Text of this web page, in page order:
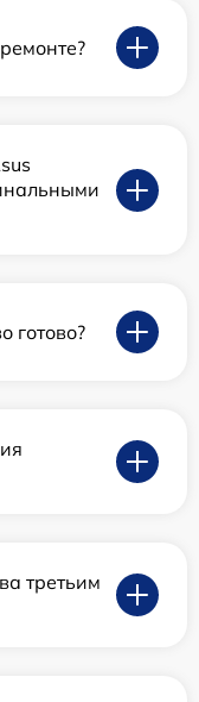
готово?
третьим